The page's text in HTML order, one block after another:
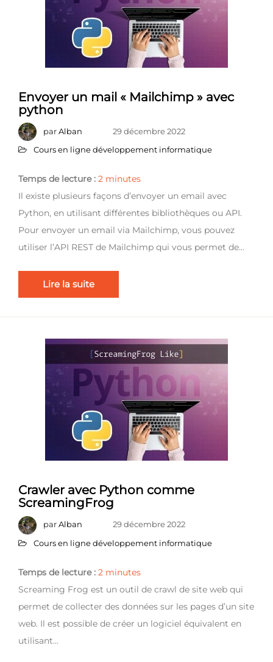
Envoyer un mail « Mailchimp » avec
python
parAlban
29 décembre 2022
Cours en ligne développement informatique
Temps de lecture : 2 minutes
Il existe plusieurs façons d’envoyer un email avec
Python, en utilisant différentes bibliothèques ou API.
Pour envoyer un email via Mailchimp, vous pouvez
utiliser l’API REST de Mailchimp qui vous permet de…
Lire la suite
Crawler avec Python comme
ScreamingFrog
parAlban
29 décembre 2022
Cours en ligne développement informatique
Temps de lecture : 2 minutes
Screaming Frog est un outil de crawl de site web qui
permet de collecter des données sur les pages d’un site
web. Il est possible de créer un logiciel équivalent en
utilisant…